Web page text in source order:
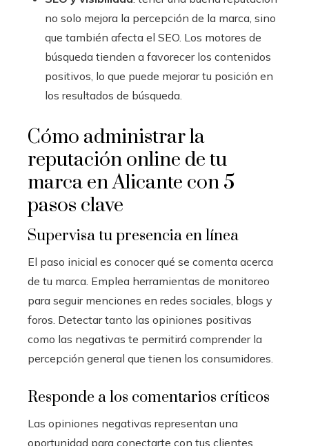
no solo mejora la percepción de la marca, sino
que también afecta el SEO. Los motores de
búsqueda tienden a favorecer los contenidos
positivos, lo que puede mejorar tu posición en
los resultados de búsqueda.
Cómo administrar la
reputación online de tu
marca en Alicante con 5
pasos clave
Supervisa tu presencia en línea
El paso inicial es conocer qué se comenta acerca
de tu marca. Emplea herramientas de monitoreo
para seguir menciones en redes sociales, blogs y
foros. Detectar tanto las opiniones positivas
como las negativas te permitirá comprender la
percepción general que tienen los consumidores.
Responde a los comentarios críticos
Las opiniones negativas representan una
oportunidad para conectarte con tus clientes.